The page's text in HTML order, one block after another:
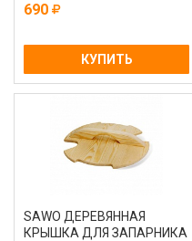
690
КУПИТЬ
SAWO ДЕРЕВЯННАЯ
КРЫШКА ДЛЯ ЗАПАРНИКА